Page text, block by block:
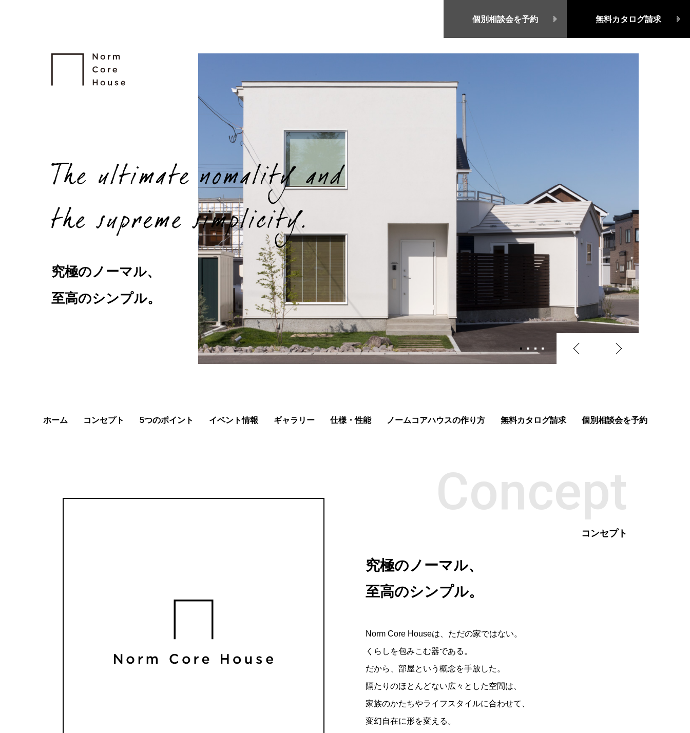
個別相談会を予約 無料カタログ請求
究極のノーマル、
至高のシンプル。
ホーム コンセプト 5つのポイント イベント情報 ギャラリー 仕様・性能 ノームコアハウスの作り方 無料カタログ請求 個別相談会を予約
Concept
コンセプト
究極のノーマル、
至高のシンプル。
Norm Core Houseは、ただの家ではない。
くらしを包みこむ器である。
だから、部屋という概念を手放した。
隔たりのほとんどない広々とした空間は、
家族のかたちやライフスタイルに合わせて、
変幻自在に形を変える。